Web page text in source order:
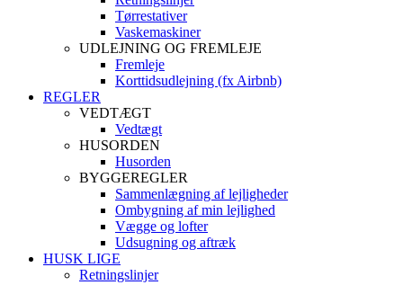
Tørrestativer
Vaskemaskiner
UDLEJNING OG FREMLEJE
Fremleje
Korttidsudlejning (fx Airbnb)
REGLER
VEDTÆGT
Vedtægt
HUSORDEN
Husorden
BYGGEREGLER
Sammenlægning af lejligheder
Ombygning af min lejlighed
Vægge og lofter
Udsugning og aftræk
HUSK LIGE
Retningslinjer